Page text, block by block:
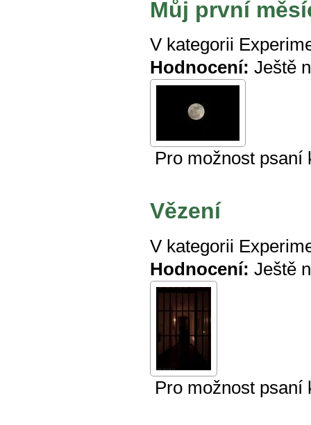
Můj první
V kategorii
Hodnocení: Ještě
Pro možnost
Vězení
V kategorii
Hodnocení: Ještě
Pro možnost